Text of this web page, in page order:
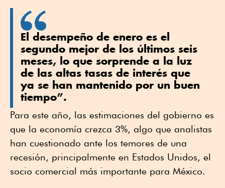
El desempeño de enero es el
segundo mejor de los últimos seis
meses, lo que sorprende a la luz
de las altas tasas de interés que
ya se han mantenido por un buen
tiempo”.
Para este año, las estimaciones del gobierno es
que la economía crezca 3%, algo que analistas
han cuestionado ante los temores de una
recesión, principalmente en Estados Unidos, el
socio comercial más importante para México.